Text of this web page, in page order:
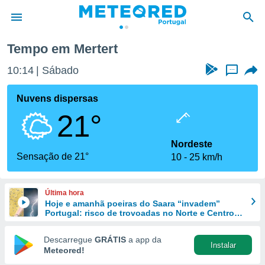
da
foi
fornecidas
a este
das
e
forma
digital
Tempo em Mertert
10:14 Sábado ...
Nuvens dispersas
21°
Sensação de 21°
Nordeste
10
25 km/h
Última hora
Hoje e amanhã poeiras do Saara “invadem”
Portugal: risco de trovoadas no Norte e Centro
Descarregue GRÁTIS a app da
Meteored!
Instalar